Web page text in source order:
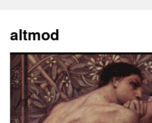
springen
altmod